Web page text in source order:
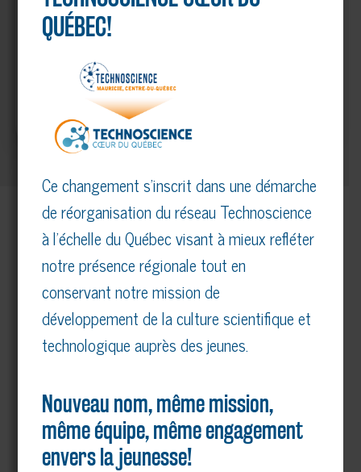
PARTENAIRES MAJEURS
Voir tous nos partenaires
QUÉBEC!
Ce changement s’inscrit dans une démarche
de réorganisation du réseau Technoscience
à l’échelle du Québec visant à mieux refléter
notre présence régionale tout en
conservant notre mission de
développement de la culture scientifique et
technologique auprès des jeunes.
Nouveau nom, même mission,
même équipe, même engagement
envers la jeunesse!